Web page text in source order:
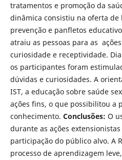
tratamentos e promoção da
dinâmica consistiu na oferta
prevenção e panfletos
atraiu as pessoas para as
curiosidade e receptividade.
os participantes foram
dúvidas e curiosidades. A
IST, a educação sobre saúde
ações fins, o que possibilitou a
conhecimento. Conclusões: O
durante as ações
participação do público alvo. A
processo de aprendizagem